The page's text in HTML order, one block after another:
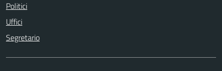
Politici
Uffici
Segretario